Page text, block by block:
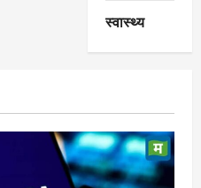
स्वास्थ्य